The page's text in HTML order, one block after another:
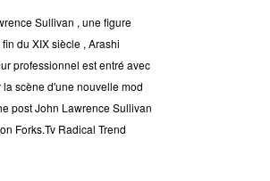
Sullivan , une figure
du XIX siècle , Arashi
professionnel est entré avec
scène d'une nouvelle mod
post John Lawrence Sullivan
Forks.Tv Radical Trend